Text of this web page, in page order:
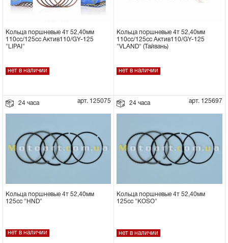
Кольца поршневые 4т 52,40мм
110cc/125сс Актив110/GY-125
"LIPAI"
нет в наличии
Кольца поршневые 4т 52,40мм
110cc/125сс Актив110/GY-125
"VLAND" (Тайвань)
нет в наличии
24 часа арт. 125075
Кольца поршневые 4т 52,40мм
125сс "HND"
нет в наличии
24 часа арт. 125697
Кольца поршневые 4т 52,40мм
125сс "KOSO"
нет в наличии